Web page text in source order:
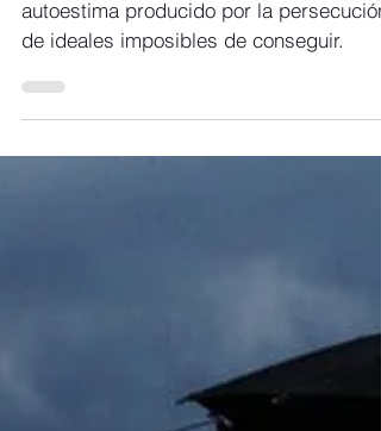
Existe un efecto dañino sobre la
autoestima producido por la persecución
de ideales imposibles de conseguir.